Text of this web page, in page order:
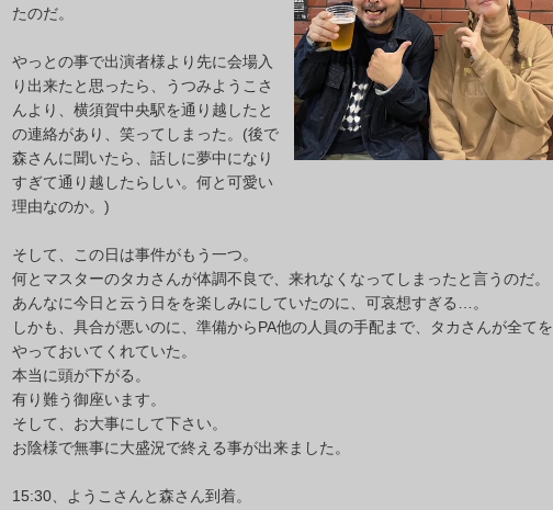
たのだ。
やっとの事で出演者様より先に会場入
り出来たと思ったら、うつみようこさ
んより、横須賀中央駅を通り越したと
の連絡があり、笑ってしまった。(後で
森さんに聞いたら、話しに夢中になり
すぎて通り越したらしい。何と可愛い
理由なのか。)
そして、この日は事件がもう一つ。
何とマスターのタカさんが体調不良で、来れなくなってしまったと言うのだ。
あんなに今日と云う日をを楽しみにしていたのに、可哀想すぎる…。
しかも、具合が悪いのに、準備からPA他の人員の手配まで、タカさんが全てを
やっておいてくれていた。
本当に頭が下がる。
有り難う御座います。
そして、お大事にして下さい。
お陰様で無事に大盛況で終える事が出来ました。
15:30、ようこさんと森さん到着。